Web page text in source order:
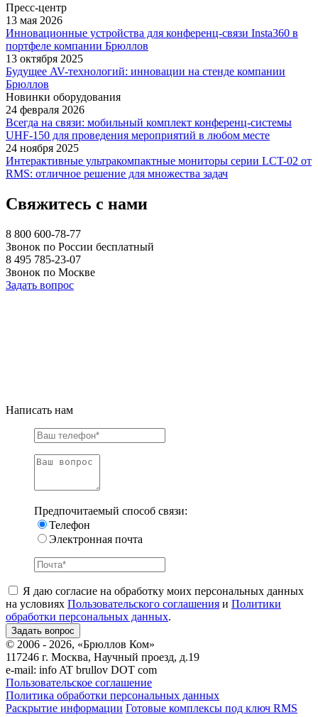
Пресс-центр
13 мая 2026
Инновационные устройства для конференц-связи Insta360 в
портфеле компании Брюллов
13 октября 2025
Будущее AV-технологий: инновации на стенде компании
Брюллов
Новинки оборудования
24 февраля 2026
Всегда на связи: мобильный комплект конференц-системы
UHF-150 для проведения мероприятий в любом месте
24 ноября 2025
Интерактивные ультракомпактные мониторы серии LCT-02 от
RMS: отличное решение для множества задач
Свяжитесь с нами
8 800 600-78-77
Звонок по России бесплатный
8 495 785-23-07
Звонок по Москве
Задать вопрос
Написать нам
Предпочитаемый способ связи:
Телефон
Электронная почта
Я даю согласие на обработку моих персональных данных
на условиях Пользовательского соглашения и Политики
обработки персональных данных.
© 2006 - 2026, «Брюллов Ком»
117246 г. Москва, Научный проезд, д.19
e-mail: info AT brullov DOT com
Пользовательское соглашение
Политика обработки персональных данных
Раскрытие информации Готовые комплексы под ключ RMS